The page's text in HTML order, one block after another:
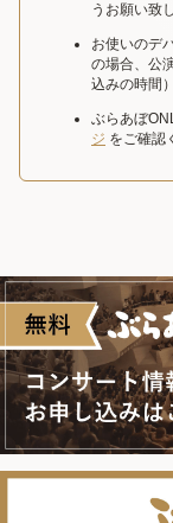
うお願い致
お使いのデ
の場合、公
込みの時間
ぶらあぼ
ジ をご確認